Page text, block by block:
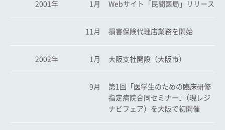
2001年 1月 Webサイト「民間医局」リリース
11月 損害保険代理店業務を開始
2002年 1月 大阪支社開設（大阪市）
9月
第1回「医学生のための臨床研修
指定病院合同セミナー｣（現レジ
ナビフェア）を大阪で初開催